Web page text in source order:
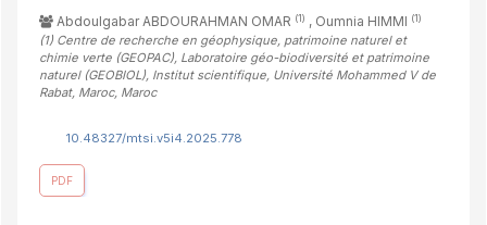
Abdoulgabar ABDOURAHMAN OMAR (1) , Oumnia HIMMI (1)
(1) Centre de recherche en géophysique, patrimoine naturel et
chimie verte (GEOPAC), Laboratoire géo-biodiversité et patrimoine
naturel (GEOBIOL), Institut scientifique, Université Mohammed V de
Rabat, Maroc, Maroc
10.48327/mtsi.v5i4.2025.778
PDF